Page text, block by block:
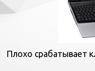
Плохо срабатывает